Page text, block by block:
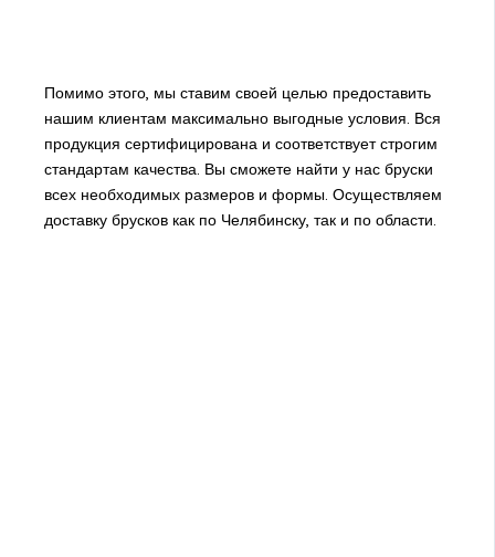
Помимо этого, мы ставим своей целью предоставить
нашим клиентам максимально выгодные условия. Вся
продукция сертифицирована и соответствует строгим
стандартам качества. Вы сможете найти у нас бруски
всех необходимых размеров и формы. Осуществляем
доставку брусков как по Челябинску, так и по области.